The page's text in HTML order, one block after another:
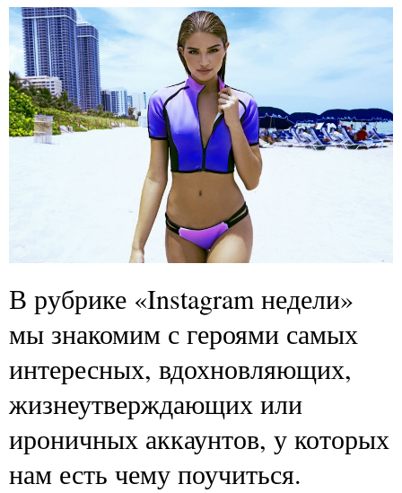
В рубрике «Instagram недели»
мы знакомим с героями самых
интересных, вдохновляющих,
жизнеутверждающих или
ироничных аккаунтов, у которых
нам есть чему поучиться.